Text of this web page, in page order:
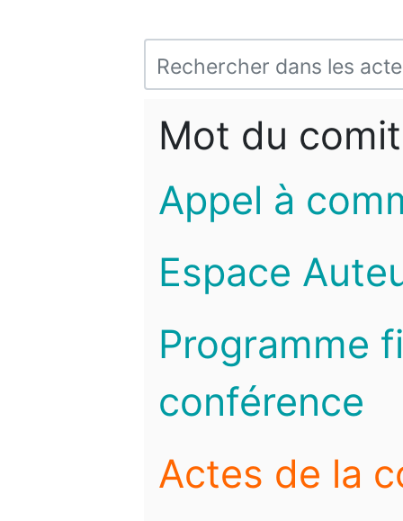
Mot du
Appel à
Espace
Programme
conférence
Actes de la